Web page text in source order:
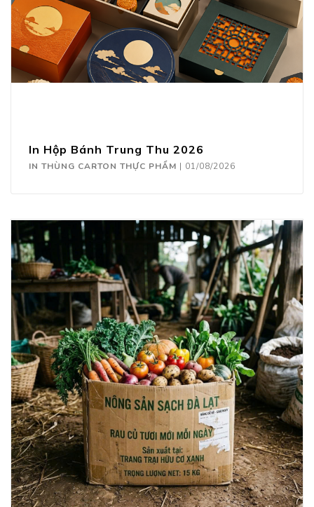
In Hộp Bánh Trung Thu 2026
IN THÙNG CARTON THỰC PHẨM | 01/08/2026